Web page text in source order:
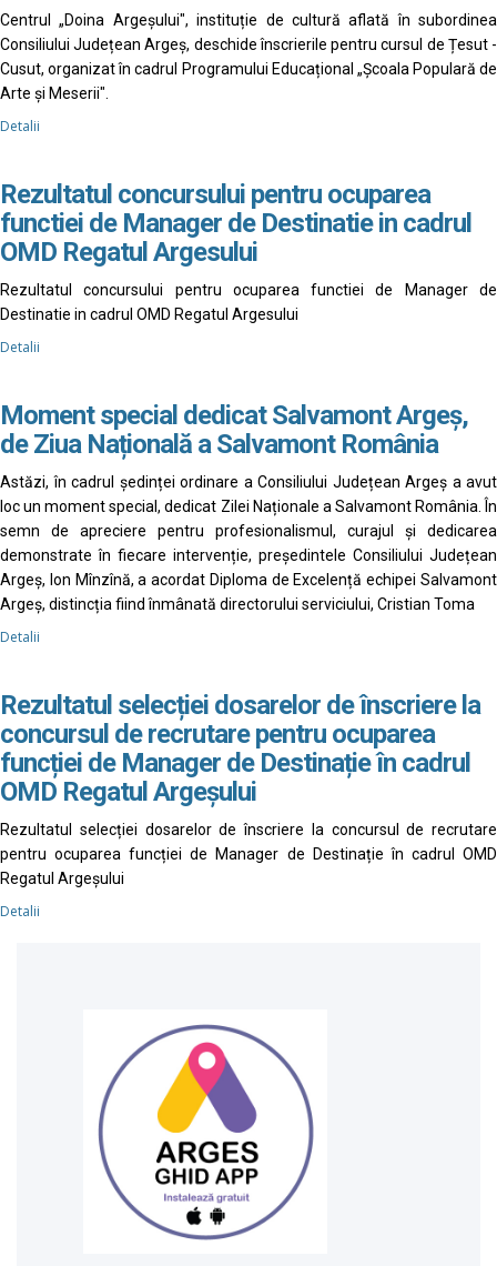
Centrul „Doina Argeșului", instituție de cultură aflată în subordinea
Consiliului Județean Argeș, deschide înscrierile pentru cursul de Țesut -
Cusut, organizat în cadrul Programului Educațional „Școala Populară de
Arte și Meserii".
Detalii
Rezultatul concursului pentru ocuparea
functiei de Manager de Destinatie in cadrul
OMD Regatul Argesului
Rezultatul concursului pentru ocuparea functiei de Manager de
Destinatie in cadrul OMD Regatul Argesului
Detalii
Moment special dedicat Salvamont Argeș,
de Ziua Națională a Salvamont România
Astăzi, în cadrul ședinței ordinare a Consiliului Județean Argeș a avut
loc un moment special, dedicat Zilei Naționale a Salvamont România. În
semn de apreciere pentru profesionalismul, curajul și dedicarea
demonstrate în fiecare intervenție, președintele Consiliului Județean
Argeș, Ion Mînzînă, a acordat Diploma de Excelență echipei Salvamont
Argeș, distincția fiind înmânată directorului serviciului, Cristian Toma
Detalii
Rezultatul selecției dosarelor de înscriere la
concursul de recrutare pentru ocuparea
funcției de Manager de Destinație în cadrul
OMD Regatul Argeșului
Rezultatul selecției dosarelor de înscriere la concursul de recrutare
pentru ocuparea funcției de Manager de Destinație în cadrul OMD
Regatul Argeșului
Detalii